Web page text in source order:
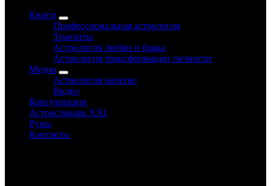
Книги
Профессиональная астрология
Транзиты
Астрология любви и брака
Астрология трансформации личности
Медиа
Астрология налегке
Видео
Консультации
Астрословарь XXI
Руны
Контакты